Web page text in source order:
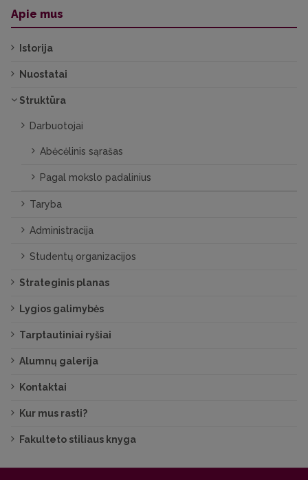
Apie mus
Istorija
Nuostatai
Struktūra
Darbuotojai
Abėcėlinis sąrašas
Pagal mokslo padalinius
Taryba
Administracija
Studentų organizacijos
Strateginis planas
Lygios galimybės
Tarptautiniai ryšiai
Alumnų galerija
Kontaktai
Kur mus rasti?
Fakulteto stiliaus knyga